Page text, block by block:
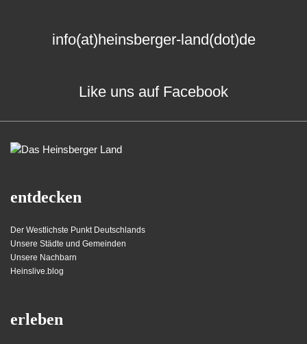
info(at)heinsberger-land(dot)de
Like uns auf Facebook
entdecken
Der Westlichste Punkt Deutschlands
Unsere Städte und Gemeinden
Unsere Nachbarn
Heinslive.blog
erleben